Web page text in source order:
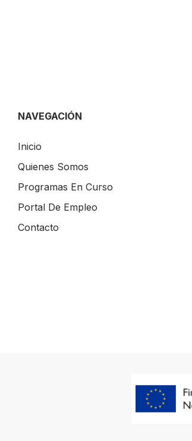
NAVEGACIÓN
Inicio
Quienes Somos
Programas En Curso
Portal De Empleo
Contacto